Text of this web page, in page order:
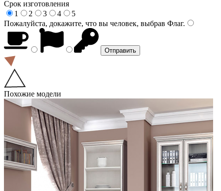
Срок изготовления
1
2 3 4
5
Пожалуйста, докажите, что вы человек, выбрав Флаг.
Похожие модели